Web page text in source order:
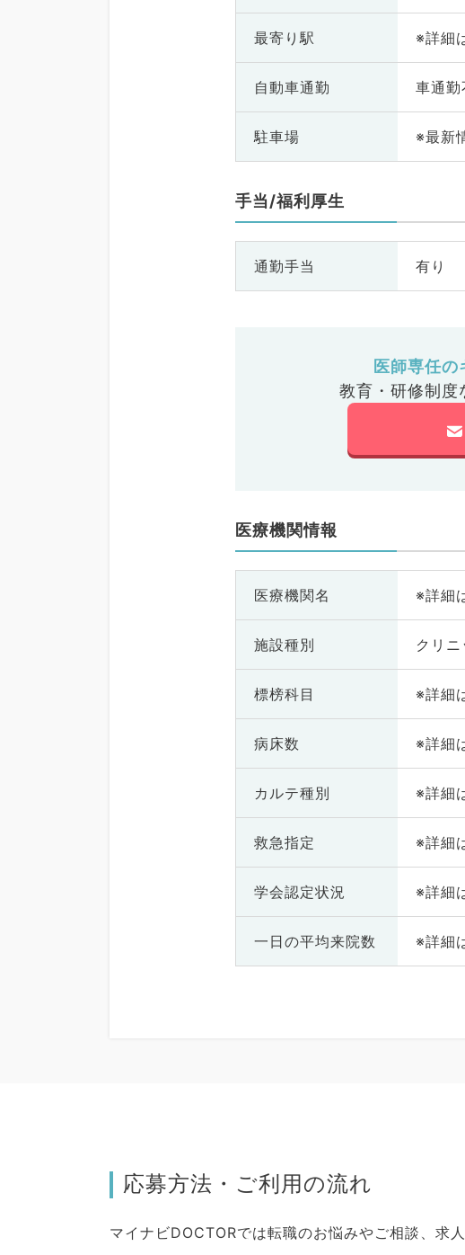
最寄り駅 ※詳細
自動車通勤 車通勤
駐車場 ※最新
手当/福利厚生
通勤手当 有り
医師専任の
教育・研修制度
医療機関情報
医療機関名 ※詳細
施設種別 クリ
標榜科目 ※詳細
病床数 ※詳細
カルテ種別 ※詳細
救急指定 ※詳細
学会認定状況 ※詳細
一日の平均来院数 ※詳細
応募方法・ご利用の流れ
マイナビDOCTORでは転職のお悩みやご相談、求